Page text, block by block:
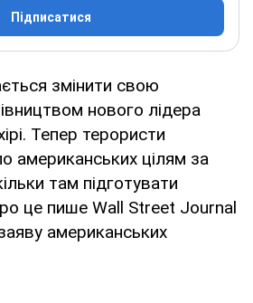
Підписатися
змінити свою
нового лідера
Тепер терористи
американських цілям за
там підготувати
це пише Wall Street Journal
американських